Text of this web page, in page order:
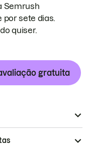
Semrush
sete dias.
quiser.
gratuita